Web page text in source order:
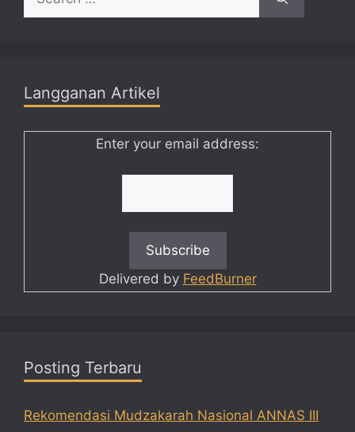
for:
Langganan Artikel
Enter your email address:
Delivered by FeedBurner
Posting Terbaru
Rekomendasi Mudzakarah Nasional ANNAS III